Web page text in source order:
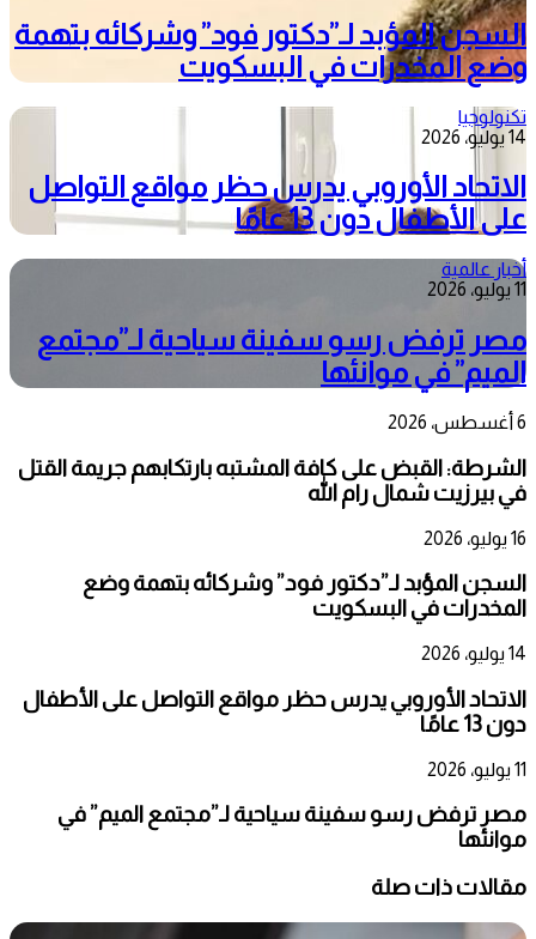
السجن المؤبد لـ”دكتور فود” وشركائه بتهمة
وضع المخدرات في البسكويت
تكنولوجيا
14 يوليو، 2026
الاتحاد الأوروبي يدرس حظر مواقع التواصل
على الأطفال دون 13 عامًا
أخبار عالمية
11 يوليو، 2026
مصر ترفض رسو سفينة سياحية لـ”مجتمع
الميم” في موانئها
6 أغسطس، 2026
الشرطة: القبض على كافة المشتبه بارتكابهم جريمة القتل
في بيرزيت شمال رام الله
16 يوليو، 2026
السجن المؤبد لـ”دكتور فود” وشركائه بتهمة وضع
المخدرات في البسكويت
14 يوليو، 2026
الاتحاد الأوروبي يدرس حظر مواقع التواصل على الأطفال
دون 13 عامًا
11 يوليو، 2026
مصر ترفض رسو سفينة سياحية لـ”مجتمع الميم” في
موانئها
مقالات ذات صلة